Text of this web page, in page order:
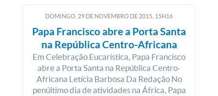
DOMINGO, 29 DE NOVEMBRO DE 2015, 15H16
Papa Francisco abre a Porta Santa
na República Centro-Africana
Em Celebração Eucarística, Papa Francisco
abre a Porta Santa na República Centro-
Africana Letícia Barbosa Da Redação No
penúltimo dia de atividades na África, Papa